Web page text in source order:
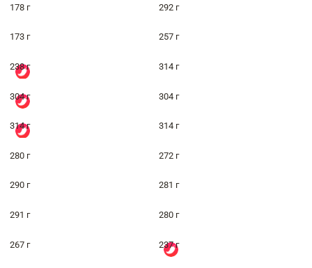
178 г 292 г
173 г 257 г
238 г 314 г
304 г 304 г
314 г 314 г
280 г 272 г
290 г 281 г
291 г 280 г
267 г 237 г